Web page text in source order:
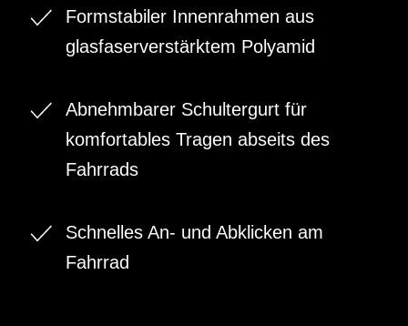
Formstabiler Innenrahmen aus
glasfaserverstärktem Polyamid
Abnehmbarer Schultergurt für
komfortables Tragen abseits des
Fahrrads
Schnelles An- und Abklicken am
Fahrrad